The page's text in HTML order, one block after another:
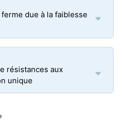
due à la faiblesse
résistances aux
unique